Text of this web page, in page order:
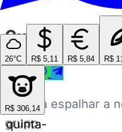
26°C R$ 5,11 R$ 5,84 R$
R$ 306,14
quinta-
Curtiu?
Ajuda a espalhar a
grupo.